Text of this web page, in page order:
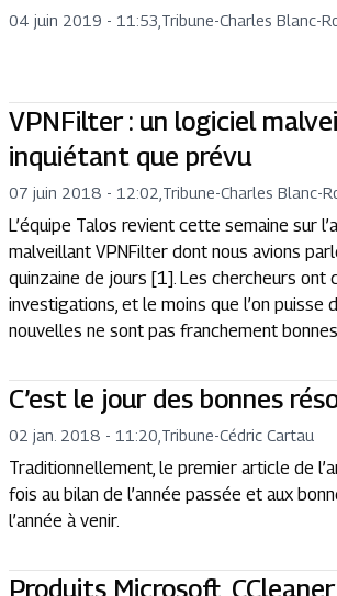
04 juin 2019 - 11:53 Tribune-Charles Blanc-
VPNFilter : un logiciel
inquiétant que prévu
07 juin 2018 - 12:02 Tribune-Charles Blanc-
L’équipe Talos revient cette semaine sur
malveillant VPNFilter dont nous avions
quinzaine de jours [1]. Les chercheurs ont
investigations, et le moins que l’on puisse
nouvelles ne sont pas franchement
C’est le jour des bonnes
02 jan. 2018 - 11:20 Tribune-Cédric Cartau
Traditionnellement, le premier article de
fois au bilan de l’année passée et aux
l’année à venir.
Produits Microsoft,